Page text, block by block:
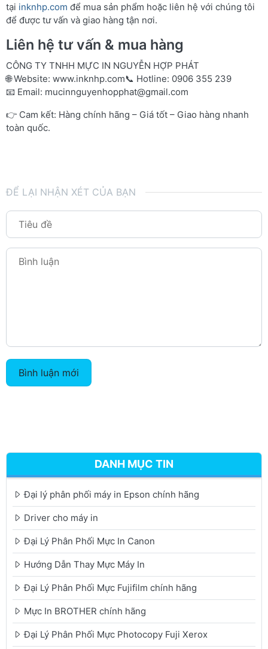
tại inknhp.com để mua sản phẩm hoặc liên hệ với chúng tôi
để được tư vấn và giao hàng tận nơi.
Liên hệ tư vấn & mua hàng
CÔNG TY TNHH MỰC IN NGUYỄN HỢP PHÁT
🌐 Website: www.inknhp.com📞 Hotline: 0906 355 239
📧 Email: mucinnguyenhopphat@gmail.com
👉 Cam kết: Hàng chính hãng – Giá tốt – Giao hàng nhanh
toàn quốc.
ĐỂ LẠI NHẬN XÉT CỦA BẠN
Bình luận mới
DANH MỤC TIN
Đại lý phân phối máy in Epson chính hãng
Driver cho máy in
Đại Lý Phân Phối Mực In Canon
Hướng Dẫn Thay Mực Máy In
Đại Lý Phân Phối Mực Fujifilm chính hãng
Mực In BROTHER chính hãng
Đại Lý Phân Phối Mực Photocopy Fuji Xerox